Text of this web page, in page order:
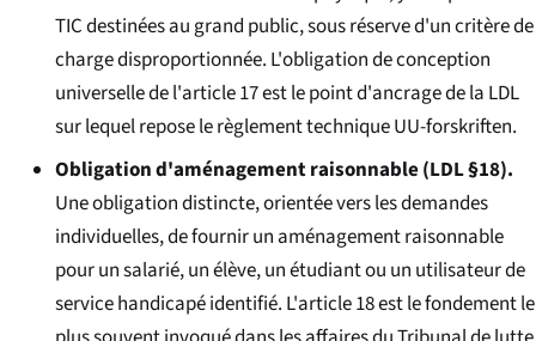
TIC destinées au grand public, sous réserve d'un critère de
charge disproportionnée. L'obligation de conception
universelle de l'article 17 est le point d'ancrage de la LDL
sur lequel repose le règlement technique UU-forskriften.
Obligation d'aménagement raisonnable (LDL §18).
Une obligation distincte, orientée vers les demandes
individuelles, de fournir un aménagement raisonnable
pour un salarié, un élève, un étudiant ou un utilisateur de
service handicapé identifié. L'article 18 est le fondement le